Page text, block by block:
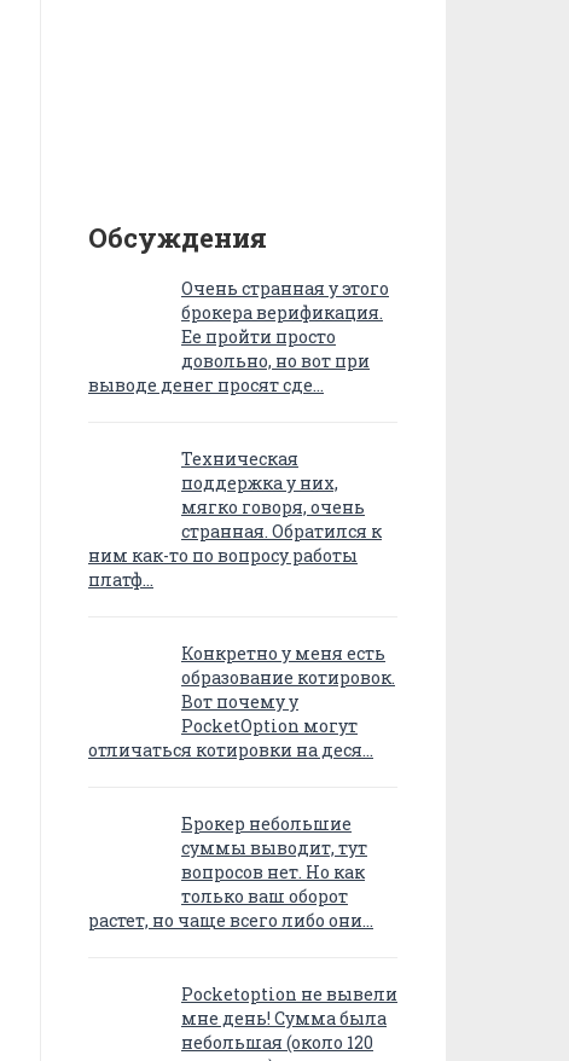
Обсуждения
Очень странная у этого
брокера верификация.
Ее пройти просто
довольно, но вот при
выводе денег просят сде…
Техническая
поддержка у них,
мягко говоря, очень
странная. Обратился к
ним как-то по вопросу работы
платф…
Конкретно у меня есть
образование котировок.
Вот почему у
PocketOption могут
отличаться котировки на деся…
Брокер небольшие
суммы выводит, тут
вопросов нет. Но как
только ваш оборот
растет, но чаще всего либо они…
Pocketoption не вывели
мне день! Сумма была
небольшая (около 120